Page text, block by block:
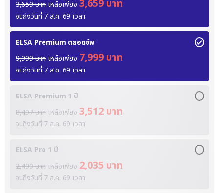
3,659 บาท เหลือเพียง 3,659 บาท
จนถึงวันที่ 7 ส.ค. 69 เวลา
ELSA Premium ตลอดชีพ
9,999 บาท เหลือเพียง 7,999 บาท
จนถึงวันที่ 7 ส.ค. 69 เวลา
ELSA Premium 1 ปี
8,497 บาท เหลือเพียง 3,512 บาท
จนถึงวันที่ 7 ส.ค. 69 เวลา
ELSA Pro 1 ปี
2,499 บาท เหลือเพียง 2,035 บาท
จนถึงวันที่ 7 ส.ค. 69 เวลา